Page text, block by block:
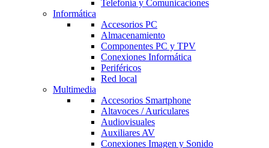
Telefonía y Comunicaciones
Informática
Accesorios PC
Almacenamiento
Componentes PC y TPV
Conexiones Informática
Periféricos
Red local
Multimedia
Accesorios Smartphone
Altavoces / Auriculares
Audiovisuales
Auxiliares AV
Conexiones Imagen y Sonido